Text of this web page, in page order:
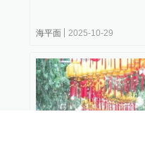
海平面 2025-10-29